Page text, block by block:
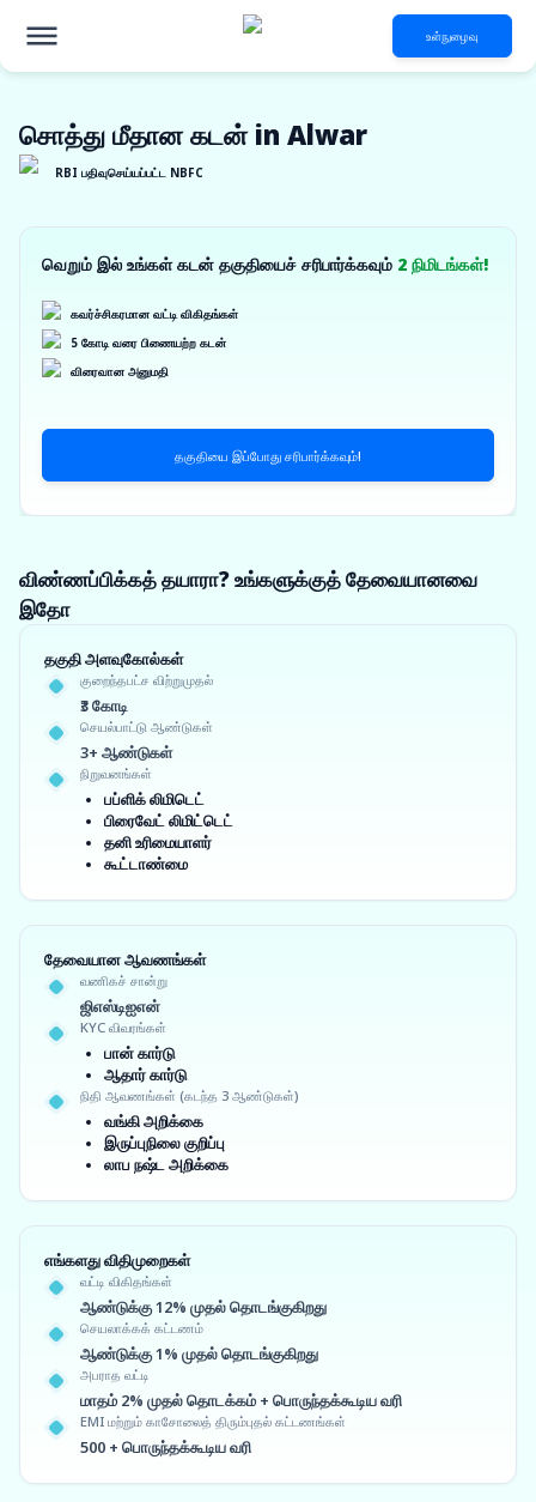
உள்நுழைவு
சொத்து மீதான கடன் in Alwar
RBI பதிவுசெய்யப்பட்ட NBFC
வெறும் இல் உங்கள் கடன் தகுதியைச் சரிபார்க்கவும் 2 நிமிடங்கள்!
கவர்ச்சிகரமான வட்டி விகிதங்கள்
5 கோடி வரை பிணையற்ற கடன்
விரைவான அனுமதி
தகுதியை இப்போது சரிபார்க்கவும்!
விண்ணப்பிக்கத் தயாரா? உங்களுக்குத் தேவையானவை
இதோ
தகுதி அளவுகோல்கள்
குறைந்தபட்ச விற்றுமுதல்
₹3 கோடி
செயல்பாட்டு ஆண்டுகள்
3+ ஆண்டுகள்
நிறுவனங்கள்
பப்ளிக் லிமிடெட்
பிரைவேட் லிமிட்டெட்
தனி உரிமையாளர்
கூட்டாண்மை
தேவையான ஆவணங்கள்
வணிகச் சான்று
ஜிஎஸ்டிஐஎன்
KYC விவரங்கள்
பான் கார்டு
ஆதார் கார்டு
நிதி ஆவணங்கள் (கடந்த 3 ஆண்டுகள்)
வங்கி அறிக்கை
இருப்புநிலை குறிப்பு
லாப நஷ்ட அறிக்கை
எங்களது விதிமுறைகள்
வட்டி விகிதங்கள்
ஆண்டுக்கு 12% முதல் தொடங்குகிறது
செயலாக்கக் கட்டணம்
ஆண்டுக்கு 1% முதல் தொடங்குகிறது
அபராத வட்டி
மாதம் 2% முதல் தொடக்கம் + பொருந்தக்கூடிய வரி
EMI மற்றும் காசோலைத் திரும்புதல் கட்டணங்கள்
500 + பொருந்தக்கூடிய வரி